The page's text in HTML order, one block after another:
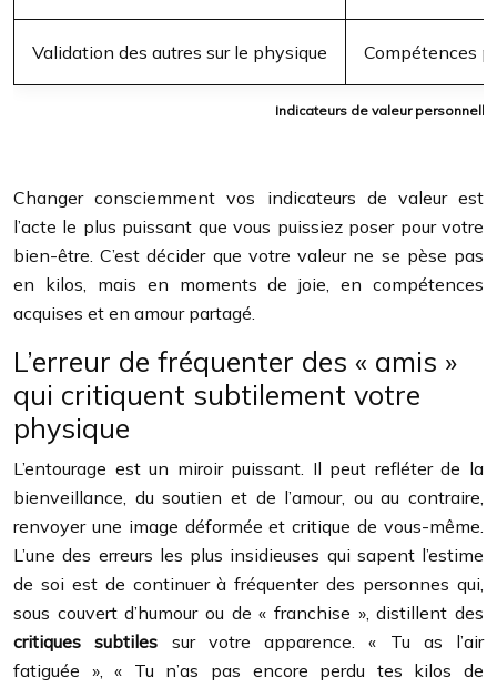
Indicateurs de valeur
Validation des autres sur le physique Compétences
Changer consciemment vos indicateurs de valeur est
l’acte le plus puissant que vous puissiez poser pour votre
bien-être. C’est décider que votre valeur ne se pèse pas
en kilos, mais en moments de joie, en compétences
acquises et en amour partagé.
L’erreur de fréquenter des « amis »
qui critiquent subtilement votre
physique
L’entourage est un miroir puissant. Il peut refléter de la
bienveillance, du soutien et de l’amour, ou au contraire,
renvoyer une image déformée et critique de vous-même.
L’une des erreurs les plus insidieuses qui sapent l’estime
de soi est de continuer à fréquenter des personnes qui,
sous couvert d’humour ou de « franchise », distillent des
critiques subtiles sur votre apparence. « Tu as l’air
fatiguée », « Tu n’as pas encore perdu tes kilos de